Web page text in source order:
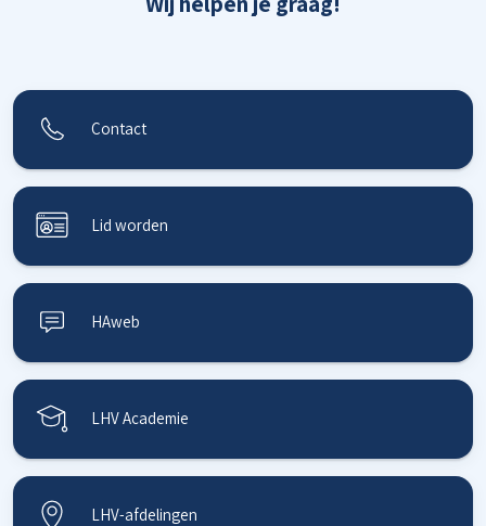
Contact
Lid worden
HAweb
LHV Academie
LHV-afdelingen